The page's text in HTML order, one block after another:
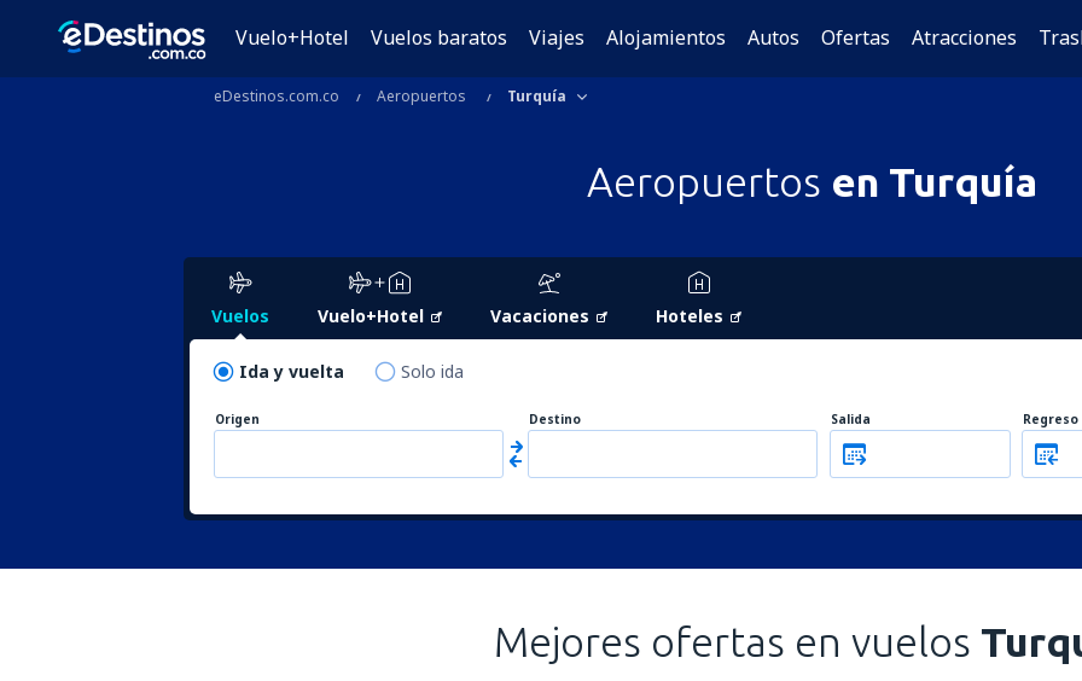
Vuelo+Hotel Vuelos baratos Viajes Alojamientos Autos Ofertas Atracciones
eDestinos.com.co Aeropuertos Turquía
Aeropuertos en Turquía
Vuelos Vuelo+Hotel Vacaciones Hoteles
Ida y vuelta Solo ida
Origen Destino Salida Regreso
Mejores ofertas en vuelos